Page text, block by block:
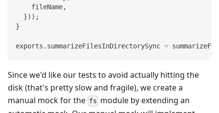
    fileName
,
}) ) ;
}
exports . summarizeFilesInDirectorySync =
Since we'd like our tests to avoid actually hitting the
disk (that's pretty slow and fragile), we create a
manual mock for the fs module by extending an